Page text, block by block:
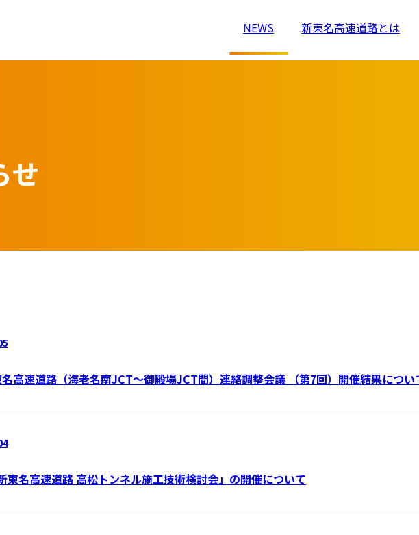
NEWS 新東名高速道路とは
せ
名高速道路（海老名南JCT～御殿場JCT間）連絡調整会議 （第7回）開催結果につい
東名高速道路 高松トンネル施工技術検討会」の開催について